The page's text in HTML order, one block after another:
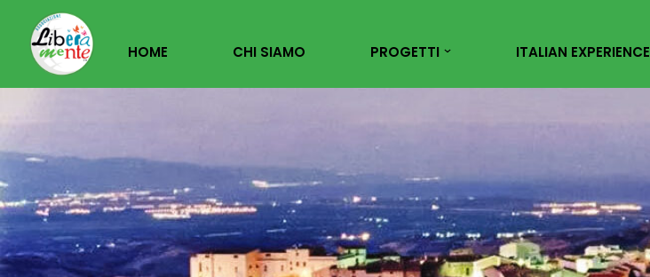
Vai
Contenuto
HOME CHI SIAMO PROGETTI ITALIAN EXPERIENCE